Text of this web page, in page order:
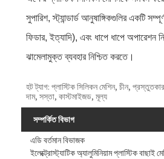
সুপারিশ, স্ট্যান্ডার্ড আনুষাঙ্গিকগুলির একটি
ফিডার, ইত্যাদি), এবং ধাপে ধাপে অপারেশন
ঝামেলামুক্ত ব্যবহার নিশ্চিত করতে।
হট ট্যাগ: প্লাস্টিক সিলিকন মেশিন, চীন,
দাম, সস্তা, কাস্টমাইজড, মূল্য
সম্পর্কিত বিভাগ
এডি বর্তমান বিভাজক
ইলেক্ট্রোস্ট্যাটিক অ্যালুমিনিয়াম প্লাস্টিক বাছাই